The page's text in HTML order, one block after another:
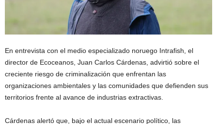
En entrevista con el medio especializado noruego Intrafish, el
director de Ecoceanos, Juan Carlos Cárdenas, advirtió sobre el
creciente riesgo de criminalización que enfrentan las
organizaciones ambientales y las comunidades que defienden sus
territorios frente al avance de industrias extractivas.
Cárdenas alertó que, bajo el actual escenario político, las